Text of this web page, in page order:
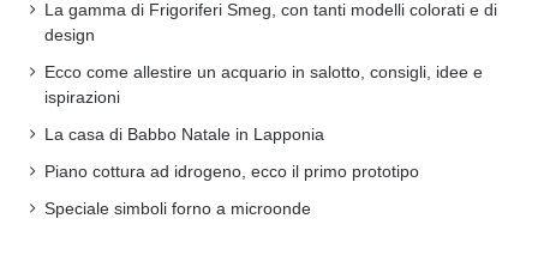
La gamma di Frigoriferi Smeg, con tanti modelli colorati e di
design
Ecco come allestire un acquario in salotto, consigli, idee e
ispirazioni
La casa di Babbo Natale in Lapponia
Piano cottura ad idrogeno, ecco il primo prototipo
Speciale simboli forno a microonde